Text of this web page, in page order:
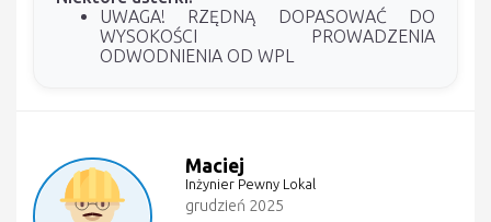
UWAGA! RZĘDNĄ DOPASOWAĆ DO
WYSOKOŚCI PROWADZENIA
ODWODNIENIA OD WPL
Maciej
Inżynier Pewny Lokal
grudzień 2025